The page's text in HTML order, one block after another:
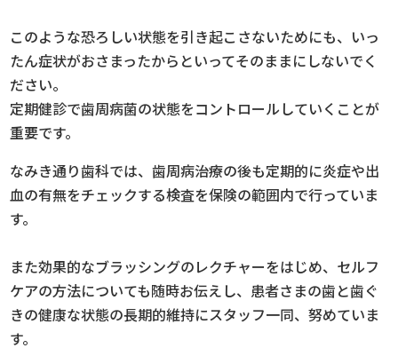
このような恐ろしい状態を引き起こさないためにも、いっ
たん症状がおさまったからといってそのままにしないでく
ださい。
定期健診で歯周病菌の状態をコントロールしていくことが
重要です。
なみき通り歯科では、歯周病治療の後も定期的に炎症や出
血の有無をチェックする検査を保険の範囲内で行っていま
す。
また効果的なブラッシングのレクチャーをはじめ、セルフ
ケアの方法についても随時お伝えし、患者さまの歯と歯ぐ
きの健康な状態の長期的維持にスタッフ一同、努めていま
す。